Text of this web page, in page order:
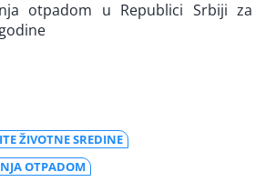
otpadom u Republici Srbiji za
ŽIVOTNE SREDINE
OTPADOM